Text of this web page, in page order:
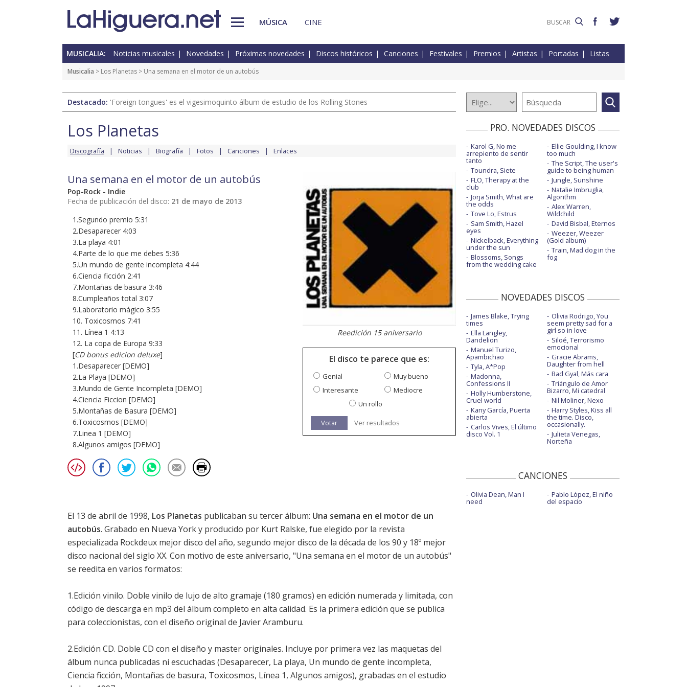
MÚSICA CINE
MUSICALIA: Noticias musicales Novedades Próximas novedades Discos históricos Canciones Festivales Premios Artistas Portadas Listas
Musicalia > Los Planetas > Una semana en el motor de un autobús
Destacado: 'Foreign tongues' es el vigesimoquinto álbum de estudio de los Rolling Stones
Los Planetas
Discografía Noticias Biografía Fotos Canciones Enlaces
Una semana en el motor de un autobús
Pop-Rock - Indie
Fecha de publicación del disco: 21 de mayo de 2013
1.Segundo premio 5:31
2.Desaparecer 4:03
3.La playa 4:01
4.Parte de lo que me debes 5:36
5.Un mundo de gente incompleta 4:44
6.Ciencia ficción 2:41
7.Montañas de basura 3:46
8.Cumpleaños total 3:07
9.Laboratorio mágico 3:55
10. Toxicosmos 7:41
11. Línea 1 4:13
12. La copa de Europa 9:33
[CD bonus edicion deluxe]
1.Desaparecer [DEMO]
2.La Playa [DEMO]
3.Mundo de Gente Incompleta [DEMO]
4.Ciencia Ficcion [DEMO]
5.Montañas de Basura [DEMO]
6.Toxicosmos [DEMO]
7.Linea 1 [DEMO]
8.Algunos amigos [DEMO]
Reedición 15 aniversario
El disco te parece que es:
Genial
Muy bueno
Interesante
Mediocre
Un rollo
Votar Ver resultados
El 13 de abril de 1998, Los Planetas publicaban su tercer álbum: Una semana en el motor de un
autobús. Grabado en Nueva York y producido por Kurt Ralske, fue elegido por la revista
especializada Rockdeux mejor disco del año, segundo mejor disco de la década de los 90 y 18º mejor
disco nacional del siglo XX. Con motivo de este aniversario, "Una semana en el motor de un autobús"
se reedita en varios formatos:
1.Edición vinilo. Doble vinilo de lujo de alto gramaje (180 gramos) en edición numerada y limitada, con
código de descarga en mp3 del álbum completo en alta calidad. Es la primera edición que se publica
para coleccionistas, con el diseño original de Javier Aramburu.
2.Edición CD. Doble CD con el diseño y master originales. Incluye por primera vez las maquetas del
álbum nunca publicadas ni escuchadas (Desaparecer, La playa, Un mundo de gente incompleta,
Ciencia ficción, Montañas de basura, Toxicosmos, Línea 1, Algunos amigos), grabadas en el estudio
PRO. NOVEDADES DISCOS
Karol G, No me
arrepiento de sentir
tanto
Toundra, Siete
FLO, Therapy at the
club
Jorja Smith, What are
the odds
Tove Lo, Estrus
Sam Smith, Hazel
eyes
Nickelback, Everything
under the sun
Blossoms, Songs
from the wedding cake
Ellie Goulding, I know
too much
The Script, The user's
guide to being human
Jungle, Sunshine
Natalie Imbruglia,
Algorithm
Alex Warren,
Wildchild
David Bisbal, Eternos
Weezer, Weezer
(Gold album)
Train, Mad dog in the
fog
NOVEDADES DISCOS
James Blake, Trying
times
Ella Langley,
Dandelion
Manuel Turizo,
Apambichao
Tyla, A*Pop
Madonna,
Confessions II
Holly Humberstone,
Cruel world
Kany García, Puerta
abierta
Carlos Vives, El último
disco Vol. 1
Olivia Rodrigo, You
seem pretty sad for a
girl so in love
Siloé, Terrorismo
emocional
Gracie Abrams,
Daughter from hell
Bad Gyal, Más cara
Triángulo de Amor
Bizarro, Mi catedral
Nil Moliner, Nexo
Harry Styles, Kiss all
the time. Disco,
occasionally.
Julieta Venegas,
Norteña
CANCIONES
Olivia Dean, Man I
need
Pablo López, El niño
del espacio